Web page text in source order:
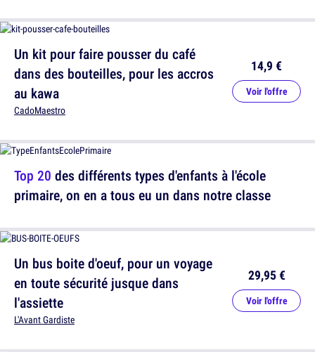
Un kit pour faire pousser du café
dans des bouteilles, pour les accros
au kawa
CadoMaestro
14,9 €
Voir l'offre
Un bus boite d'oeuf, pour un voyage
en toute sécurité jusque dans
l'assiette
L'Avant Gardiste
29,95 €
Voir l'offre
Top 20 des différents types d'enfants à l'école
primaire, on en a tous eu un dans notre classe